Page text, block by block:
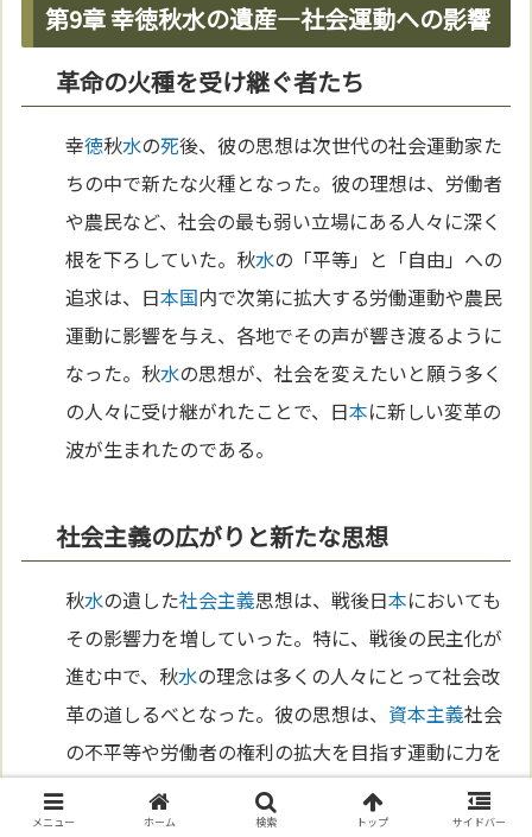
第9章 幸徳秋水の遺産―社会運動への影響
革命の火種を受け継ぐ者たち
幸徳秋水の死後、彼の思想は次世代の社会運動家た
ちの中で新たな火種となった。彼の理想は、労働者
や農民など、社会の最も弱い立場にある人々に深く
根を下ろしていた。秋水の「平等」と「自由」への
追求は、日本国内で次第に拡大する労働運動や農民
運動に影響を与え、各地でその声が響き渡るように
なった。秋水の思想が、社会を変えたいと願う多く
の人々に受け継がれたことで、日本に新しい変革の
波が生まれたのである。
社会主義の広がりと新たな思想
秋水の遺した社会主義思想は、戦後日本においても
その影響力を増していった。特に、戦後の民主化が
進む中で、秋水の理念は多くの人々にとって社会改
革の道しるべとなった。彼の思想は、 資本主義社会
の不平等や労働者の権利の拡大を目指す運動に力を
与え、社会全体がより平等であることを求める潮流
を作り出したのである。秋
が提唱した理想は、日
メニュー ホーム 検索 トップ サイドバー